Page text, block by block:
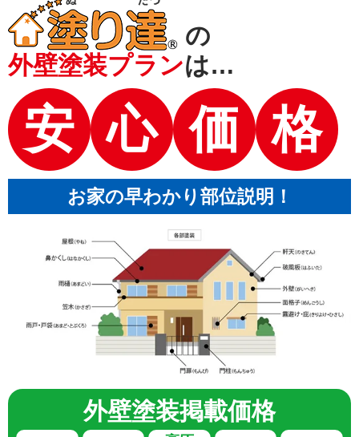
の
外壁塗装プランは…
安 心 価 格
お家の早わかり部位説明！
外壁塗装掲載価格